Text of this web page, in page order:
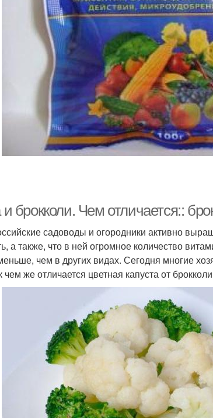
брокколи. Чем отличается::
садоводы и огородники активно
а также, что в ней огромное количество
чем в других видах. Сегодня многие
чем же отличается цветная капуста от